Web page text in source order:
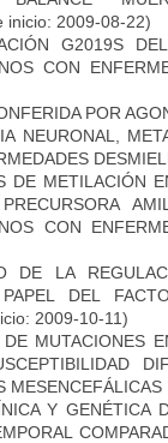
inicio: 2009-08-22)
G2019S
CON
POR
NEURONAL,
DE METILACIÓN
CON
DE LA
PAPEL DEL
2009-10-11)
MUTACIONES
MESENCEFÁLICAS
Y GENÉTICA